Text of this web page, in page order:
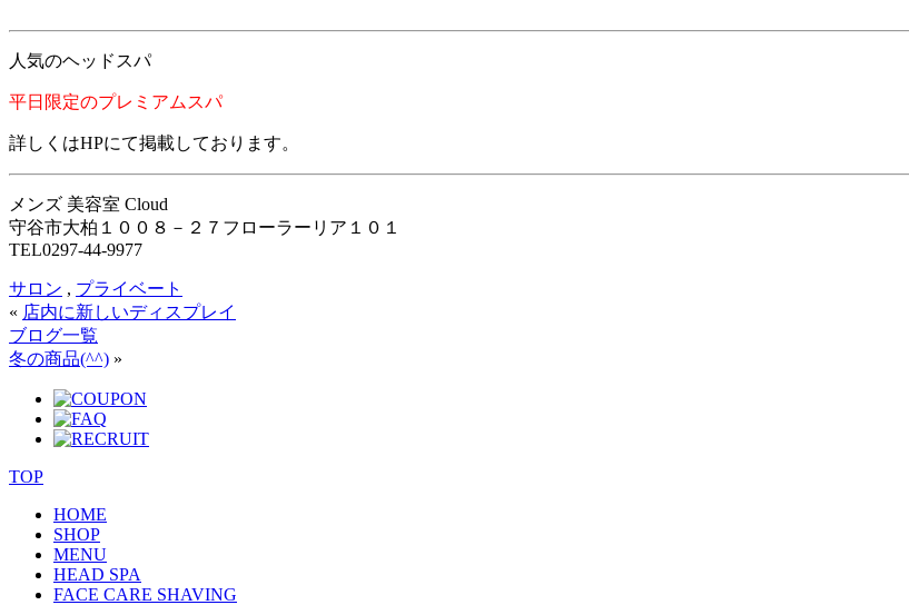
人気のヘッドスパ
平日限定のプレミアムスパ
詳しくはHPにて掲載しております。
メンズ 美容室 Cloud
守谷市大柏１００８－２７フローラーリア１０１
TEL0297-44-9977
サロン , プライベート
« 店内に新しいディスプレイ
ブログ一覧
冬の商品(^^) »
TOP
HOME
SHOP
MENU
HEAD SPA
FACE CARE SHAVING